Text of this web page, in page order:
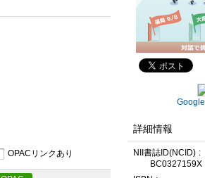
OPACリンクあり
詳細情報
NII書誌ID(NCID)
BC0327159X